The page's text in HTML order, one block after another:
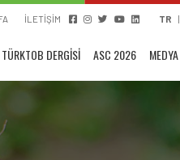
İLETİŞİM TR |
TÜRKTOB DERGİSİ ASC 2026 MEDYA